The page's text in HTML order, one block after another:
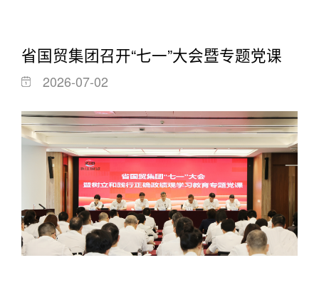
省国贸集团召开“七一”大会暨专题党课
2026-07-02